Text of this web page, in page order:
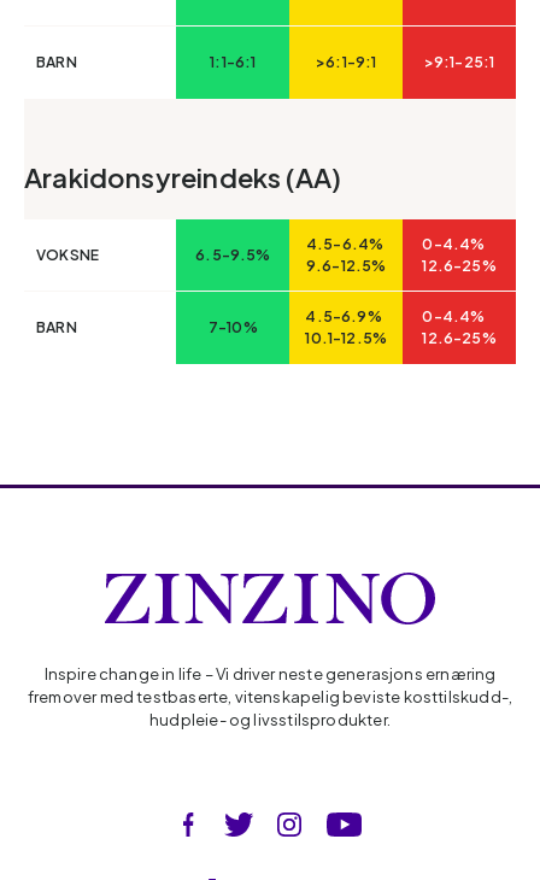
BARN 1:1-6:1 >6:1-9:1 >9:1-25:1
Arakidonsyreindeks (AA)
VOKSNE 6.5-9.5%
4.5-6.4%
9.6-12.5%
0-4.4%
12.6-25%
BARN 7-10%
4.5-6.9%
10.1-12.5%
0-4.4%
12.6-25%
Inspire change in life – Vi driver neste generasjons ernæring
fremover med testbaserte, vitenskapelig beviste kosttilskudd-,
hudpleie- og livsstilsprodukter.